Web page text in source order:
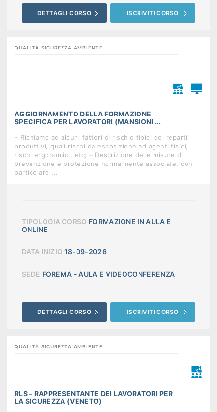
DETTAGLI CORSO ISCRIVITI CORSO
QUALITÀ SICUREZZA AMBIENTE
AGGIORNAMENTO DELLA FORMAZIONE
SPECIFICA PER LAVORATORI (MANSIONI ...
– Richiamo ad alcuni fattori di rischio tipici dei reparti
produttivi, quali rischi da esposizione ad agenti fisici,
rischi ergonomici, etc; – Descrizione delle misure di
prevenzione e protezione normalmente associate, con
particolare ...
TIPOLOGIA CORSO FORMAZIONE IN AULA E
ONLINE
DATA INIZIO 18-09-2026
SEDE FOREMA - AULA E VIDEOCONFERENZA
DETTAGLI CORSO ISCRIVITI CORSO
QUALITÀ SICUREZZA AMBIENTE
RLS – RAPPRESENTANTE DEI LAVORATORI PER
LA SICUREZZA (VENETO)